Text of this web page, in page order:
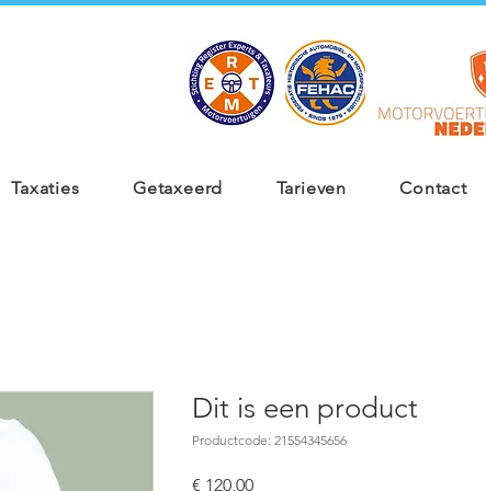
Taxaties Getaxeerd Tarieven Contact
Dit is een product
Productcode: 21554345656
€ 120,00Prijs